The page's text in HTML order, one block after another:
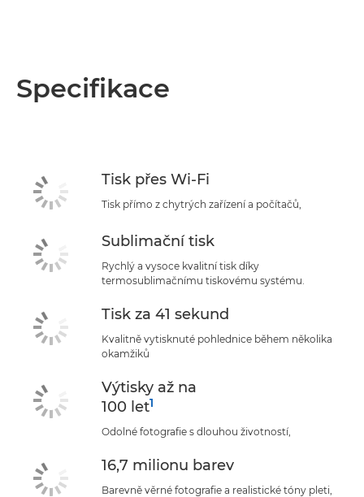
Specifikace
Tisk přes Wi-Fi
Tisk přímo z chytrých zařízení a počítačů,
Sublimační tisk
Rychlý a vysoce kvalitní tisk díky
termosublimačnímu tiskovému systému.
Tisk za 41 sekund
Kvalitně vytisknuté pohlednice během několika
okamžiků
Výtisky až na
100 let1
Odolné fotografie s dlouhou životností,
16,7 milionu barev
Barevně věrné fotografie a realistické tóny pleti,